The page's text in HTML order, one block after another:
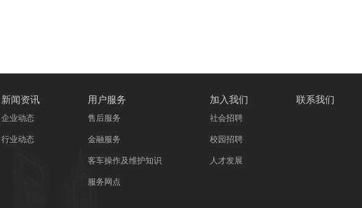
新闻资讯
企业动态
行业动态
用户服务
售后服务
金融服务
客车操作及维护知识
服务网点
加入我们
社会招聘
校园招聘
人才发展
联系我们